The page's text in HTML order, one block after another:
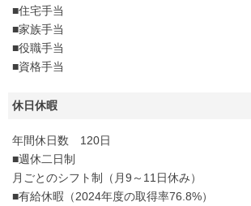
■住宅手当
■家族手当
■役職手当
■資格手当
休日休暇
年間休日数 120日
■週休二日制
月ごとのシフト制（月9～11日休み）
■有給休暇（2024年度の取得率76.8%）